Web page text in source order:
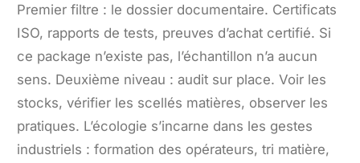
Premier filtre : le dossier documentaire. Certificats
ISO, rapports de tests, preuves d’achat certifié. Si
ce package n’existe pas, l’échantillon n’a aucun
sens. Deuxième niveau : audit sur place. Voir les
stocks, vérifier les scellés matières, observer les
pratiques. L’écologie s’incarne dans les gestes
industriels : formation des opérateurs, tri matière,